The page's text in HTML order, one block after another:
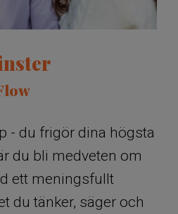
- du frigör dina högsta
du bli medveten om
ett meningsfullt
du tänker, säger och